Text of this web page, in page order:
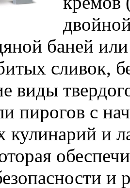
баней
сливок,
виды
пирогов с
кулинарий и
и